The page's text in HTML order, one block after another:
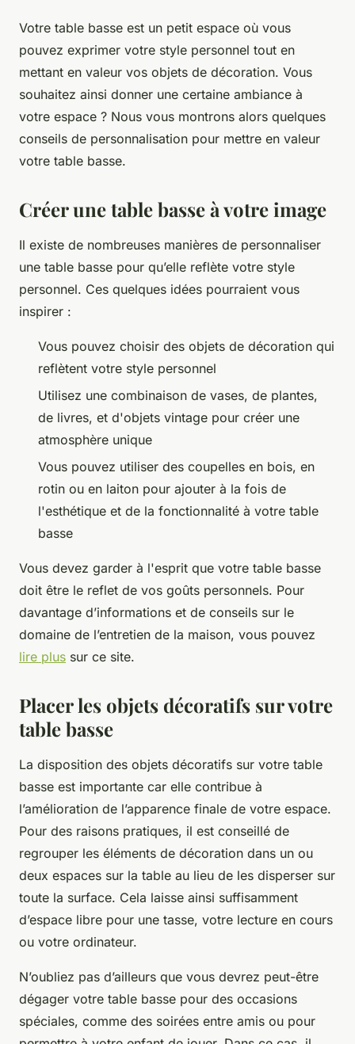
Votre table basse est un petit espace où vous
pouvez exprimer votre style personnel tout en
mettant en valeur vos objets de décoration. Vous
souhaitez ainsi donner une certaine ambiance à
votre espace ? Nous vous montrons alors quelques
conseils de personnalisation pour mettre en valeur
votre table basse.
Créer une table basse à votre image
Il existe de nombreuses manières de personnaliser
une table basse pour qu’elle reflète votre style
personnel. Ces quelques idées pourraient vous
inspirer :
Vous pouvez choisir des objets de décoration qui
reflètent votre style personnel
Utilisez une combinaison de vases, de plantes,
de livres, et d'objets vintage pour créer une
atmosphère unique
Vous pouvez utiliser des coupelles en bois, en
rotin ou en laiton pour ajouter à la fois de
l'esthétique et de la fonctionnalité à votre table
basse
Vous devez garder à l'esprit que votre table basse
doit être le reflet de vos goûts personnels. Pour
davantage d’informations et de conseils sur le
domaine de l’entretien de la maison, vous pouvez
lire plus sur ce site.
Placer les objets décoratifs sur votre
table basse
La disposition des objets décoratifs sur votre table
basse est importante car elle contribue à
l’amélioration de l’apparence finale de votre espace.
Pour des raisons pratiques, il est conseillé de
regrouper les éléments de décoration dans un ou
deux espaces sur la table au lieu de les disperser sur
toute la surface. Cela laisse ainsi suffisamment
d’espace libre pour une tasse, votre lecture en cours
ou votre ordinateur.
N’oubliez pas d’ailleurs que vous devrez peut-être
dégager votre table basse pour des occasions
spéciales, comme des soirées entre amis ou pour